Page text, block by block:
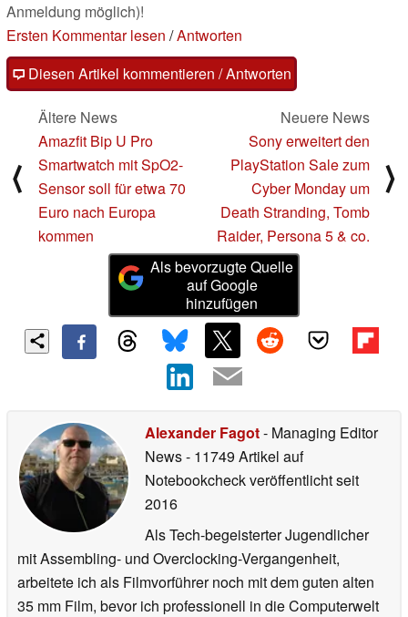
Anmeldung möglich)!
Ersten Kommentar lesen /Antworten
Diesen Artikel kommentieren / Antworten
⟨
Ältere News
Amazfit Bip U Pro
Smartwatch mit SpO2-
Sensor soll für etwa 70
Euro nach Europa
kommen
Neuere News
Sony erweitert den
PlayStation Sale zum
Cyber Monday um
Death Stranding, Tomb
Raider, Persona 5 & co.
⟩
Als bevorzugte Quelle
auf Google
hinzufügen
Alexander Fagot- Managing Editor
News- 11749 Artikel auf
Notebookcheck veröffentlichtseit
2016
Als Tech-begeisterter Jugendlicher
mit Assembling- und Overclocking-Vergangenheit,
arbeitete ich als Filmvorführer noch mit dem guten alten
35 mm Film, bevor ich professionell in die Computerwelt